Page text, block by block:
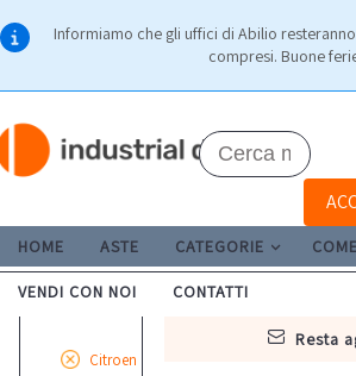
Informiamo che gli uffici di Abilio
compresi. Buone
HOME ASTE CATEGORIE
VENDI CON NOI CONTATTI
resta
Citroen